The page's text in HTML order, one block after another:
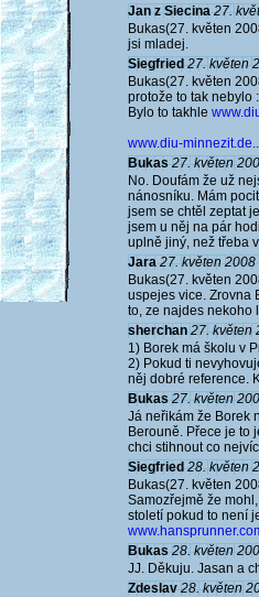
Jan z Siecina 27.
Bukas(27. květen
jsi mladej.
Siegfried 27. květen
Bukas(27. květen
protože to tak nebylo
Bylo to takhle
www.diu-
Bukas 27. květen
No. Doufám že už
nánosníku. Mám
jsem se chtěl zeptat
jsem u něj na pár
uplně jiný, než třeba
Jara 27. květen
Bukas(27. květen
uspejes vice. Zrovna
to, ze najdes nekoho
sherchan 27. květen
1) Borek má školu v
2) Pokud ti
něj dobré reference.
Bukas 27. květen
Já neřikám že Borek
Berouně. Přece je to
chci stihnout co
Siegfried 28. květen
Bukas(27. květen
Samozřejmě že
století pokud to není
Bukas 28. květen
JJ. Děkuju. Jasan a
Zdeslav 28. květen